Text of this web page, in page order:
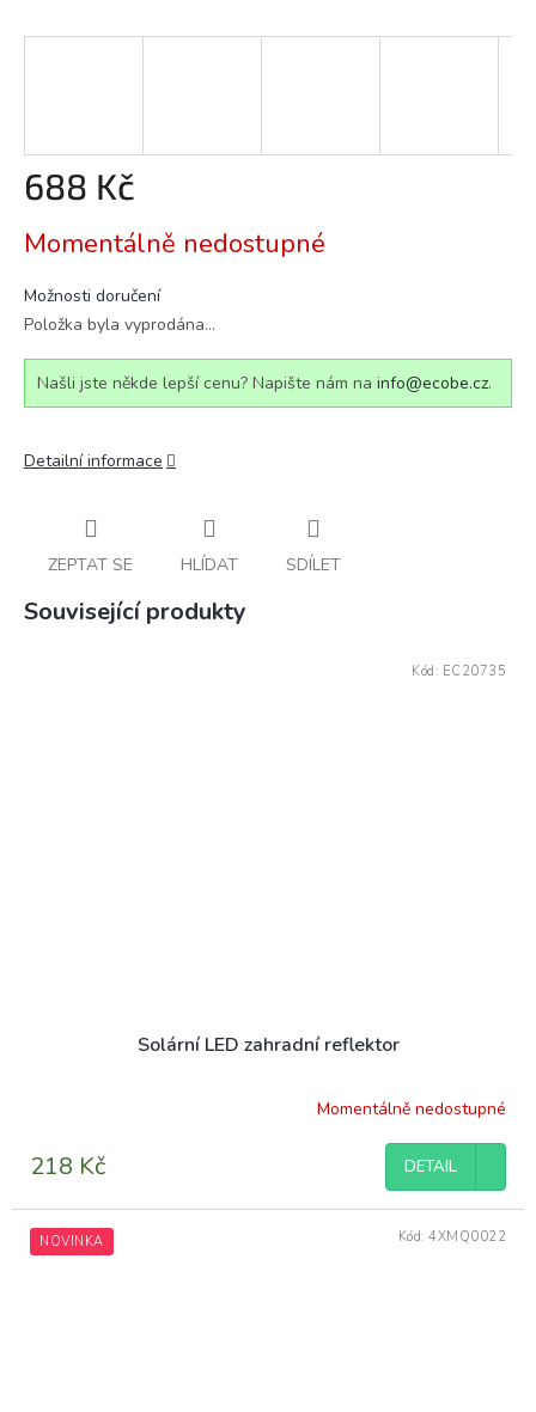
688 Kč
cena:
Momentálně nedostupné
Možnosti doručení
Položka byla vyprodána…
Našli jste někde lepší cenu? Napište nám na info@ecobe.cz.
Detailní informace
ZEPTAT SE HLÍDAT SDÍLET
Související produkty
Solární LED zahradní reflektor
Momentálně nedostupné
218 Kč DETAIL
Kód: EC20735
NOVINKA Kód: 4XMQ0022